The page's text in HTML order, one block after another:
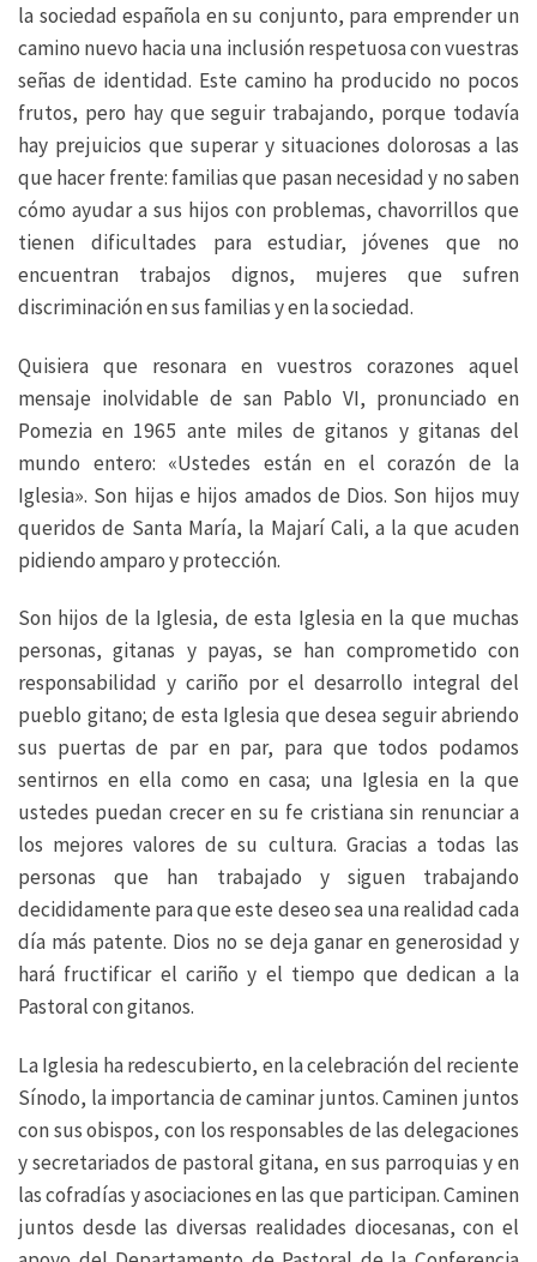
la sociedad española en su conjunto, para emprender un
camino nuevo hacia una inclusión respetuosa con vuestras
señas de identidad. Este camino ha producido no pocos
frutos, pero hay que seguir trabajando, porque todavía
hay prejuicios que superar y situaciones dolorosas a las
que hacer frente: familias que pasan necesidad y no saben
cómo ayudar a sus hijos con problemas, chavorrillos que
tienen dificultades para estudiar, jóvenes que no
encuentran trabajos dignos, mujeres que sufren
discriminación en sus familias y en la sociedad.
Quisiera que resonara en vuestros corazones aquel
mensaje inolvidable de san Pablo VI, pronunciado en
Pomezia en 1965 ante miles de gitanos y gitanas del
mundo entero: «Ustedes están en el corazón de la
Iglesia». Son hijas e hijos amados de Dios. Son hijos muy
queridos de Santa María, la Majarí Cali, a la que acuden
pidiendo amparo y protección.
Son hijos de la Iglesia, de esta Iglesia en la que muchas
personas, gitanas y payas, se han comprometido con
responsabilidad y cariño por el desarrollo integral del
pueblo gitano; de esta Iglesia que desea seguir abriendo
sus puertas de par en par, para que todos podamos
sentirnos en ella como en casa; una Iglesia en la que
ustedes puedan crecer en su fe cristiana sin renunciar a
los mejores valores de su cultura. Gracias a todas las
personas que han trabajado y siguen trabajando
decididamente para que este deseo sea una realidad cada
día más patente. Dios no se deja ganar en generosidad y
hará fructificar el cariño y el tiempo que dedican a la
Pastoral con gitanos.
La Iglesia ha redescubierto, en la celebración del reciente
Sínodo, la importancia de caminar juntos. Caminen juntos
con sus obispos, con los responsables de las delegaciones
y secretariados de pastoral gitana, en sus parroquias y en
las cofradías y asociaciones en las que participan. Caminen
juntos desde las diversas realidades diocesanas, con el